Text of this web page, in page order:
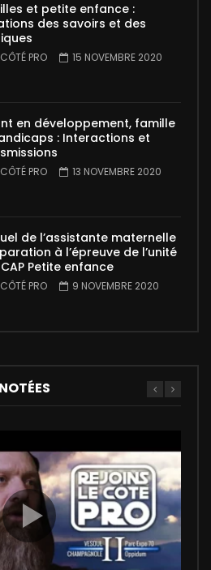
et petite enfance :
des savoirs et des
CÔTÉ PRO 15 NOVEMBRE 2020
en développement, famille
: Interactions et
CÔTÉ PRO 13 NOVEMBRE 2020
de l’assistante maternelle
à l’épreuve de l’unité
Petite enfance
CÔTÉ PRO 9 NOVEMBRE 2020